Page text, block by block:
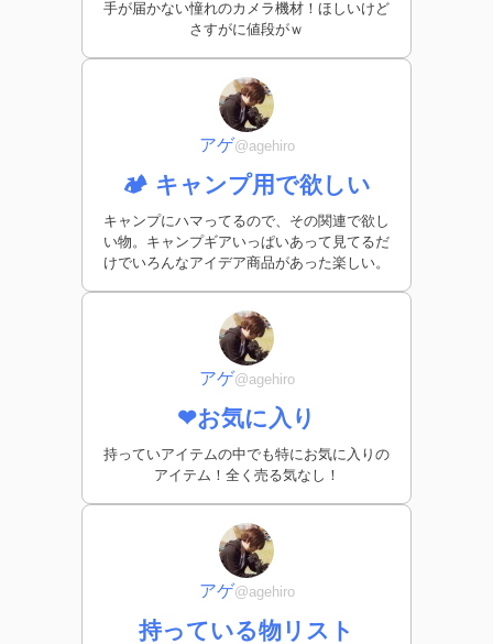
手が届かない憧れのカメラ機材！ほしいけど
さすがに値段がｗ
アゲ@agehiro
🏕️ キャンプ用で欲しい
キャンプにハマってるので、その関連で欲し
い物。キャンプギアいっぱいあって見てるだ
けでいろんなアイデア商品があった楽しい。
アゲ@agehiro
❤お気に入り
持っていアイテムの中でも特にお気に入りの
アイテム！全く売る気なし！
アゲ@agehiro
持っている物リスト